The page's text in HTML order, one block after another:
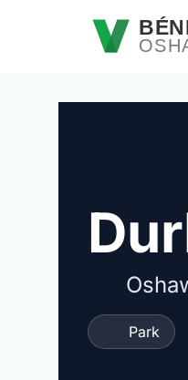
Passer au contenu
Park